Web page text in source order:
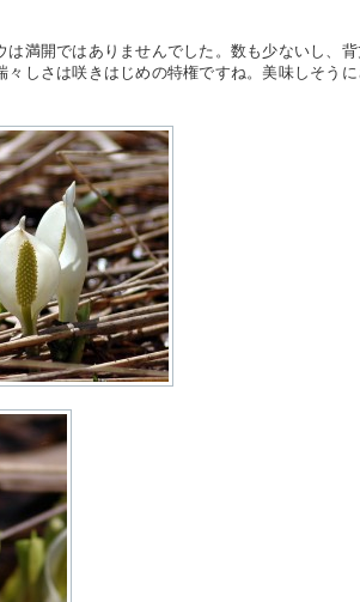
満開ではありませんでした。数も少ないし、背
しさは咲きはじめの特権ですね。美味しそうに